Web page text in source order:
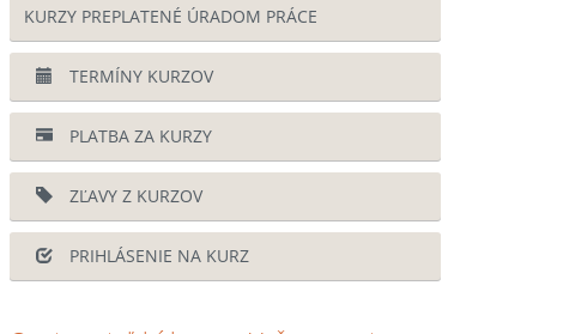
KURZY PREPLATENÉ ÚRADOM PRÁCE
TERMÍNY KURZOV
PLATBA ZA KURZY
ZĽAVY Z KURZOV
PRIHLÁSENIE NA KURZ